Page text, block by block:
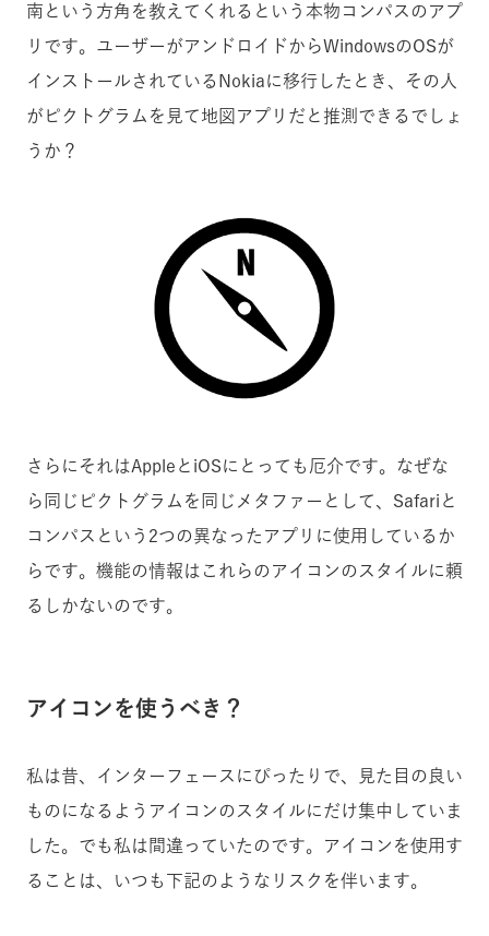
南という方角を教えてくれるという本物コンパスのアプ
リです。ユーザーがアンドロイドからWindowsのOSが
インストールされているNokiaに移行したとき、その人
がピクトグラムを見て地図アプリだと推測できるでしょ
うか？
さらにそれはAppleとiOSにとっても厄介です。なぜな
ら同じピクトグラムを同じメタファーとして、Safariと
コンパスという2つの異なったアプリに使用しているか
らです。機能の情報はこれらのアイコンのスタイルに頼
るしかないのです。
アイコンを使うべき？
私は昔、インターフェースにぴったりで、見た目の良い
ものになるようアイコンのスタイルにだけ集中していま
した。でも私は間違っていたのです。アイコンを使用す
ることは、いつも下記のようなリスクを伴います。